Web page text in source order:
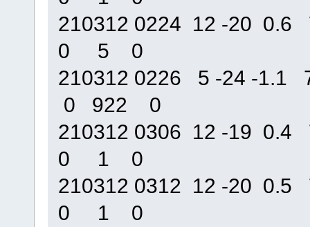
210312 0224 12 -20
0 5 0
210312 0226 5 -24 -
0 922 0
210312 0306 12 -19
0 1 0
210312 0312 12 -20
0 1 0